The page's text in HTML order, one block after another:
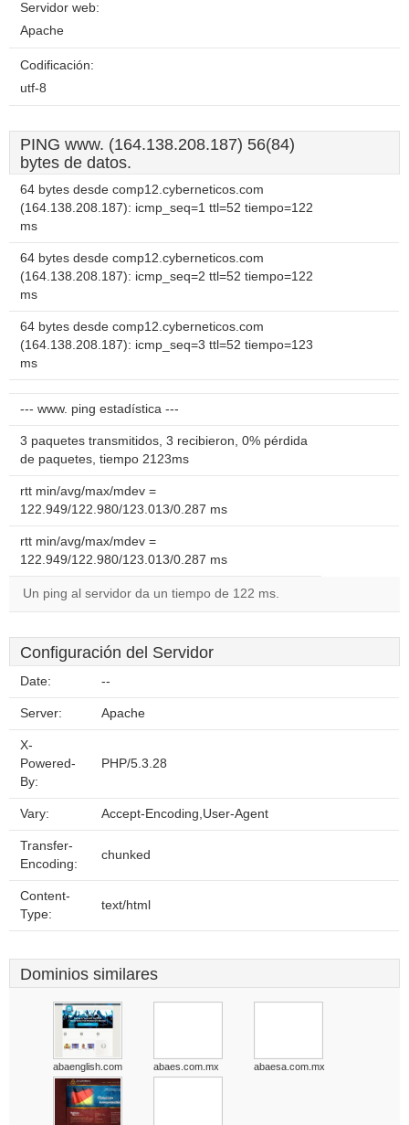
Servidor web:
Apache
Codificación:
utf-8
PING www. (164.138.208.187) 56(84)
bytes de datos.
64 bytes desde comp12.cyberneticos.com
(164.138.208.187): icmp_seq=1 ttl=52 tiempo=122
ms
64 bytes desde comp12.cyberneticos.com
(164.138.208.187): icmp_seq=2 ttl=52 tiempo=122
ms
64 bytes desde comp12.cyberneticos.com
(164.138.208.187): icmp_seq=3 ttl=52 tiempo=123
ms
--- www. ping estadística ---
3 paquetes transmitidos, 3 recibieron, 0% pérdida
de paquetes, tiempo 2123ms
rtt min/avg/max/mdev =
122.949/122.980/123.013/0.287 ms
rtt min/avg/max/mdev =
122.949/122.980/123.013/0.287 ms
Un ping al servidor da un tiempo de 122 ms.
Configuración del Servidor
Date: --
Server: Apache
X-
Powered-
By:
PHP/5.3.28
Vary: Accept-Encoding,User-Agent
Transfer-
Encoding:
chunked
Content-
Type:
text/html
Dominios similares
abaenglish.com abaes.com.mx abaesa.com.mx